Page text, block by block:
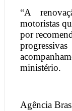
“A
motoristas
por
ministério.
Agência